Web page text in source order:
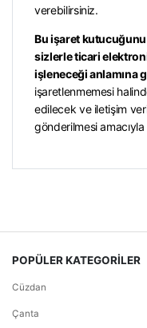
verebilirsiniz.
Bu işaret
sizlerle ticari
işleneceği anlamına
işaretlenmemesi
edilecek ve iletişim
gönderilmesi
POPÜLER KATEGORİLER
Cüzdan
Çanta